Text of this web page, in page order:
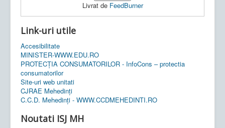
Livrat de FeedBurner
Link-uri utile
Accesibilitate
MINISTER-WWW.EDU.RO
PROTECȚIA CONSUMATORILOR - InfoCons – protectia
consumatorilor
Site-uri web unitati
CJRAE Mehedinți
C.C.D. Mehedinţi - WWW.CCDMEHEDINTI.RO
Noutati ISJ MH